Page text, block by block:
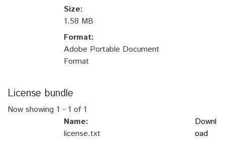
Size:
1.58 MB
Format:
Adobe Portable Document
Format
License bundle
Now showing 1 - 1 of 1
Name:
license.txt
Downl
oad